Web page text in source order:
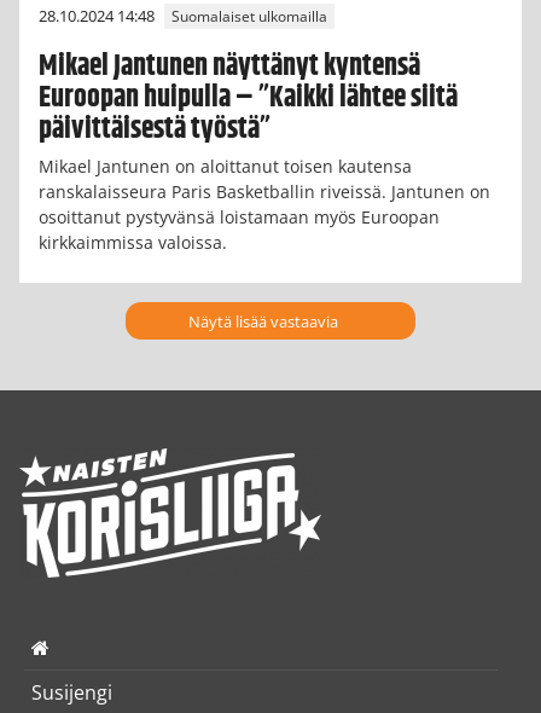
28.10.2024 14:48 Suomalaiset ulkomailla
Mikael Jantunen näyttänyt kyntensä
Euroopan huipulla – ”Kaikki lähtee siitä
päivittäisestä työstä”
Mikael Jantunen on aloittanut toisen kautensa
ranskalaisseura Paris Basketballin riveissä. Jantunen on
osoittanut pystyvänsä loistamaan myös Euroopan
kirkkaimmissa valoissa.
Näytä lisää vastaavia
Susijengi